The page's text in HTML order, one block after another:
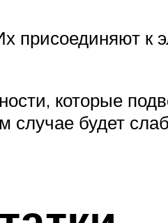
присоединяют к
которые
случае будет